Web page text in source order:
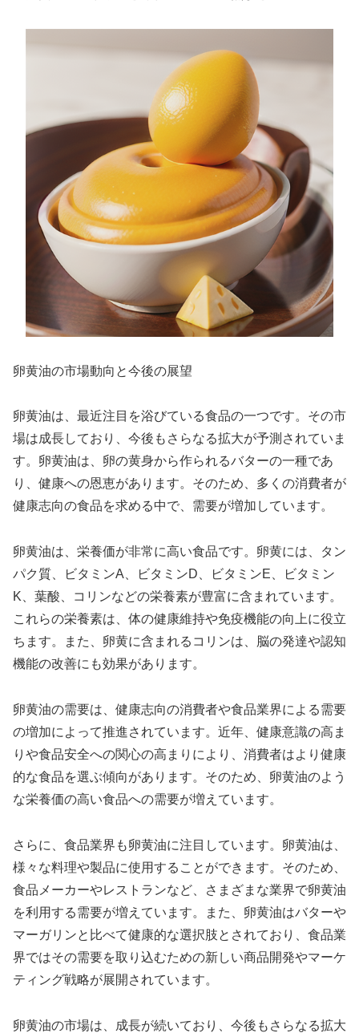
卵黄油の市場動向と今後の展望
卵黄油は、最近注目を浴びている食品の一つです。その市
場は成長しており、今後もさらなる拡大が予測されていま
す。卵黄油は、卵の黄身から作られるバターの一種であ
り、健康への恩恵があります。そのため、多くの消費者が
健康志向の食品を求める中で、需要が増加しています。
卵黄油は、栄養価が非常に高い食品です。卵黄には、タン
パク質、ビタミンA、ビタミンD、ビタミンE、ビタミン
K、葉酸、コリンなどの栄養素が豊富に含まれています。
これらの栄養素は、体の健康維持や免疫機能の向上に役立
ちます。また、卵黄に含まれるコリンは、脳の発達や認知
機能の改善にも効果があります。
卵黄油の需要は、健康志向の消費者や食品業界による需要
の増加によって推進されています。近年、健康意識の高ま
りや食品安全への関心の高まりにより、消費者はより健康
的な食品を選ぶ傾向があります。そのため、卵黄油のよう
な栄養価の高い食品への需要が増えています。
さらに、食品業界も卵黄油に注目しています。卵黄油は、
様々な料理や製品に使用することができます。そのため、
食品メーカーやレストランなど、さまざまな業界で卵黄油
を利用する需要が増えています。また、卵黄油はバターや
マーガリンと比べて健康的な選択肢とされており、食品業
界ではその需要を取り込むための新しい商品開発やマーケ
ティング戦略が展開されています。
卵黄油の市場は、成長が続いており、今後もさらなる拡大